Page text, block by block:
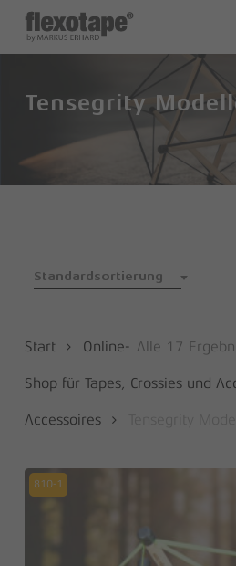
main
Cart
Tensegrity
Standardsortierung
Alle 17
Start Online-
Shop für Tapes, Crossies und
Accessoires
810-1